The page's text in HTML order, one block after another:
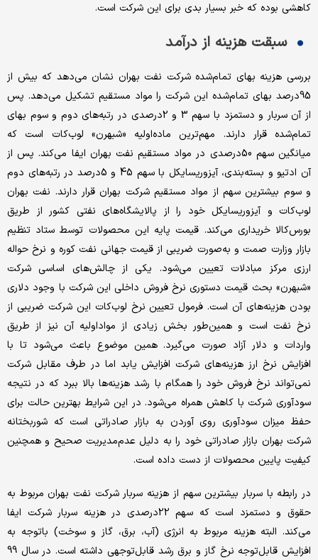
کاهشی بوده که خبر بسیار بدی برای این شرکت است.
سبقت هزینه از درآمد
بررسی هزینه بهای تمام‌شده شرکت نفت بهران نشان می‌‌‌دهد که بیش از
95درصد بهای تمام‌شده این شرکت را مواد مستقیم تشکیل می‌‌‌دهد. پس
از آن سربار و دستمزد با سهم 3 و 2درصدی در رتبه‌‌‌های دوم و سوم بهای
تمام‌شده قرار دارند. مهم‌ترین ماده‌‌‌اولیه «شبهرن» لوب‌کات است که
میانگین سهم 50درصدی در مواد مستقیم نفت بهران ایفا می‌‌‌کند. پس از
آن ادتیو و بسته‌‌‌بندی، آیزوریسایکل با سهم 45 و 5درصد در رتبه‌‌‌های دوم
و سوم بیشترین سهم از مواد مستقیم شرکت بهران قرار دارند. نفت بهران
لوب‌کات و آیزوریسایکل خود را از پالایشگاه‌‌‌های نفتی کشور از طریق
بورس‌کالا خریداری می‌‌‌کند. قیمت پایه این محصولات توسط ستاد تنظیم
بازار وزارت صمت و به‌صورت ضریبی از قیمت جهانی نفت کوره و نرخ حواله
ارزی مرکز مبادلات تعیین می‌شود. یکی از چالش‌‌‌های اساسی شرکت
«شبهرن» بحث قیمت دستوری نرخ فروش داخلی این شرکت با وجود دلاری
بودن هزینه‌‌‌های آن است. فرمول تعیین نرخ لوب‌کات این شرکت ضریبی از
نرخ نفت است و همین‌طور بخش زیادی از مواداولیه آن نیز از طریق
واردات و دلار آزاد صورت می‌گیرد. همین موضوع باعث می‌شود تا با
افزایش نرخ ارز هزینه‌‌‌های شرکت افزایش یابد اما در طرف مقابل شرکت
نمی‌تواند نرخ فروش خود را همگام با رشد هزینه‌‌‌ها بالا ببرد که در نتیجه
سودآوری شرکت با کاهش همراه می‌شود. در این شرایط بهترین حالت برای
حفظ میزان سودآوری روی آوردن به بازار صادراتی است که شوربختانه
شرکت بهران بازار صادراتی خود را به دلیل عدم‌مدیریت صحیح و همچنین
کیفیت پایین محصولات از دست داده است.
در رابطه با سربار بیشترین سهم از هزینه سربار شرکت نفت بهران مربوط به
حقوق و دستمزد است که سهم 22درصدی در هزینه سربار شرکت ایفا
می‌‌‌کند. البته هزینه مربوط به انرژی (آب، برق، گاز و سوخت) باتوجه به
افزایش قابل‌توجه نرخ گاز و برق رشد قابل‌توجهی داشته است. در سال 99